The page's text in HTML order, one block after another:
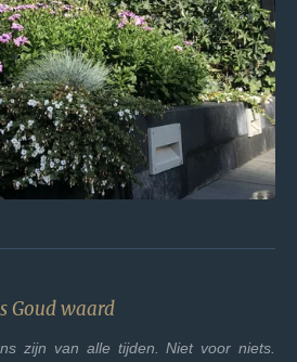
Goud waard
zijn van alle tijden. Niet voor niets.